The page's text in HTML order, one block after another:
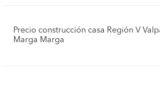
Precio construcción casa Región V
Marga Marga